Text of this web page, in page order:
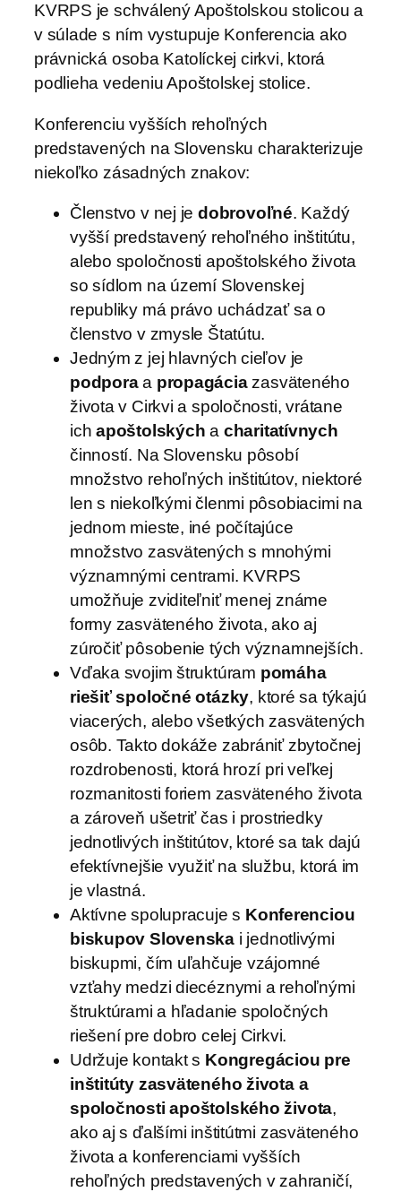
KVRPS je schválený Apoštolskou stolicou a
v súlade s ním vystupuje Konferencia ako
právnická osoba Katolíckej cirkvi, ktorá
podlieha vedeniu Apoštolskej stolice.
Konferenciu vyšších rehoľných
predstavených na Slovensku charakterizuje
niekoľko zásadných znakov:
Členstvo v nej jedobrovoľné. Každý
vyšší predstavený rehoľného inštitútu,
alebo spoločnosti apoštolského života
so sídlom na území Slovenskej
republiky má právo uchádzať sa o
členstvo v zmysle Štatútu.
Jedným z jej hlavných cieľov je
podporaa propagáciazasväteného
života v Cirkvi a spoločnosti, vrátane
ichapoštolských a charitatívnych
činností. Na Slovensku pôsobí
množstvo rehoľných inštitútov, niektoré
len s niekoľkými členmi pôsobiacimi na
jednom mieste, iné počítajúce
množstvo zasvätených s mnohými
významnými centrami. KVRPS
umožňuje zviditeľniť menej známe
formy zasväteného života, ako aj
zúročiť pôsobenie tých významnejších.
Vďaka svojim štruktúram pomáha
riešiť spoločné otázky, ktoré sa týkajú
viacerých, alebo všetkých zasvätených
osôb. Takto dokáže zabrániť zbytočnej
rozdrobenosti, ktorá hrozí pri veľkej
rozmanitosti foriem zasväteného života
a zároveň ušetriť čas i prostriedky
jednotlivých inštitútov, ktoré sa tak dajú
efektívnejšie využiť na službu, ktorá im
je vlastná.
Aktívne spolupracuje s Konferenciou
biskupov Slovenska i jednotlivými
biskupmi, čím uľahčuje vzájomné
vzťahy medzi diecéznymi a rehoľnými
štruktúrami a hľadanie spoločných
riešení pre dobro celej Cirkvi.
Udržuje kontakt s Kongregáciou pre
inštitúty zasväteného života a
spoločnosti apoštolského života,
ako aj s ďalšími inštitútmi zasväteného
života a konferenciami vyšších
rehoľných predstavených v zahraničí,